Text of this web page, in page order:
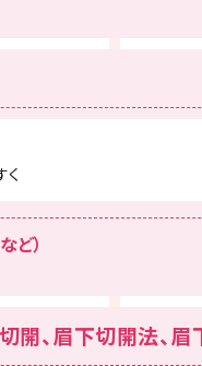
ど）
、眉下切開法、眉